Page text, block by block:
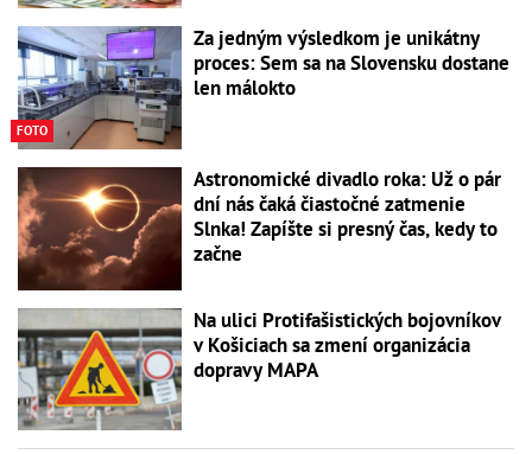
FOTO
Za jedným výsledkom je unikátny
proces: Sem sa na Slovensku dostane
len málokto
Astronomické divadlo roka: Už o pár
dní nás čaká čiastočné zatmenie
Slnka! Zapíšte si presný čas, kedy to
začne
Na ulici Protifašistických bojovníkov
v Košiciach sa zmení organizácia
dopravy MAPA